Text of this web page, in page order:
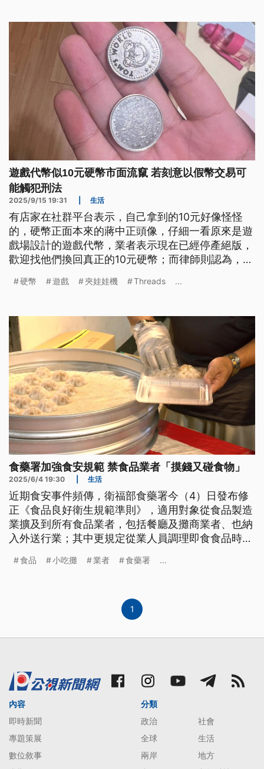
遊戲代幣似10元硬幣市面流竄 若刻意以假幣交易可
能觸犯刑法
2025/9/15 19:31 生活
有店家在社群平台表示，自己拿到的10元好像怪怪
的，硬幣正面本來的蔣中正頭像，仔細一看原來是遊
戲場設計的遊戲代幣，業者表示現在已經停產絕版，
歡迎找他們換回真正的10元硬幣；而律師則認為，如
是「偽造貨幣」，但刻意使用假幣交易，最高則可能
硬幣 遊戲 夾娃娃機 Threads ...
食藥署加強食安規範 禁食品業者「摸錢又碰食物」
2025/6/4 19:30 生活
近期食安事件頻傳，衛福部食藥署今（4）日發布修
正《食品良好衛生規範準則》，適用對象從食品製造
業擴及到所有食品業者，包括餐廳及攤商業者、也納
入外送行業；其中更規定從業人員調理即食食品時，
規定，最高可處2億元罰鍰。
食品 小吃攤 業者 食藥署 ...
1
內容
即時新聞
專題策展
數位敘事
分類
政治
社會
全球
生活
兩岸
地方